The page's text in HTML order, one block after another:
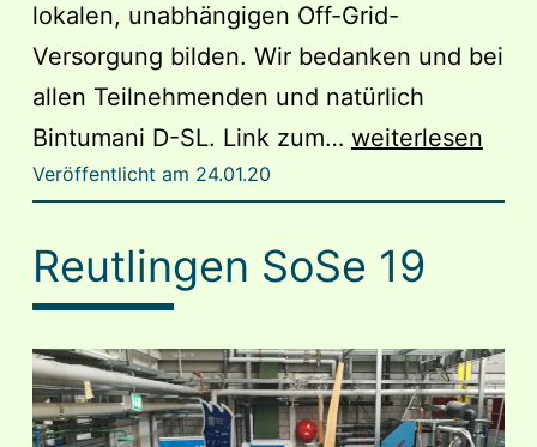
lokalen, unabhängigen Off-Grid-
Versorgung bilden. Wir bedanken und bei
allen Teilnehmenden und natürlich
Bintumani D-SL. Link zum… Windenergie
Leone
weiterlesen
Veröffentlicht am 24.01.20
Reutlingen SoSe 19